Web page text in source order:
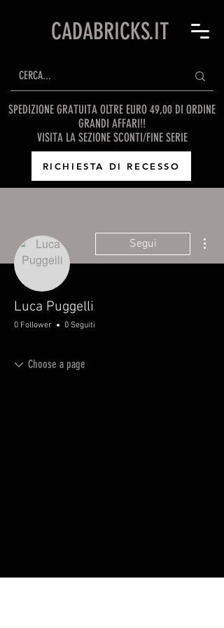
CADABRICKS.IT
SPEDIZIONE GRATUITA OLTRE EURO 49,00 DI ORDINE
GRANDI AFFARI!!
VISITA LA SEZIONE SCONTI/FINE SERIE
RICHIESTA DI RECESSO
Segui
Luca Puggelli
0 Follower 0 Seguiti